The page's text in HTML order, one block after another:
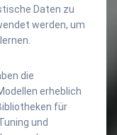
Daten zu
werden, um
die
erheblich
für
und